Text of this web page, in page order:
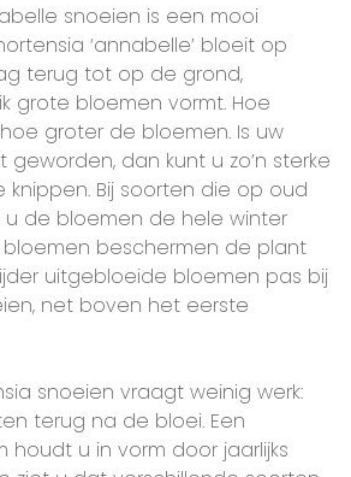
snoeien is een mooi
‘annabelle’ bloeit op
terug tot op de grond,
grote bloemen vormt. Hoe
groter de bloemen. Is uw
dan kunt u zo’n sterke
knippen. Bij soorten die op oud
de bloemen de hele winter
beschermen de plant
uitgebloeide bloemen pas bij
net boven het eerste
snoeien vraagt weinig werk:
terug na de bloei. Een
houdt u in vorm door jaarlijks